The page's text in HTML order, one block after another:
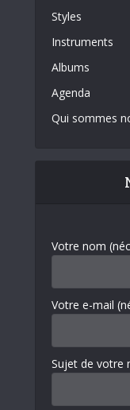
Styles
Instruments
Albums
Agenda
Qui sommes
Votre nom
Votre e-mail
Sujet de votre